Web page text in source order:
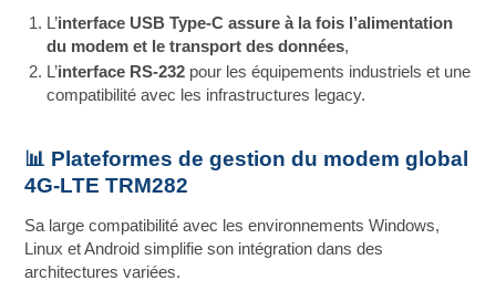
L’interface USB Type‑C assure à la fois l’alimentation
du modem et le transport des données,
L’interface RS-232 pour les équipements industriels et une
compatibilité avec les infrastructures legacy.
📊 Plateformes de gestion du modem global
4G-LTE TRM282
Sa large compatibilité avec les environnements Windows,
Linux et Android simplifie son intégration dans des
architectures variées.